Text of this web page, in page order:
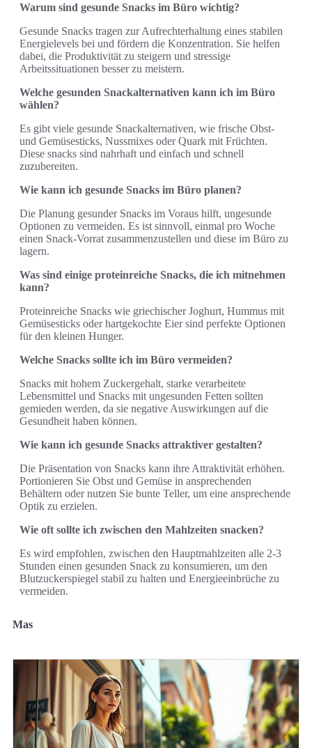
Warum sind gesunde Snacks im Büro wichtig?
Gesunde Snacks tragen zur Aufrechterhaltung eines stabilen
Energielevels bei und fördern die Konzentration. Sie helfen
dabei, die Produktivität zu steigern und stressige
Arbeitssituationen besser zu meistern.
Welche gesunden Snackalternativen kann ich im Büro
wählen?
Es gibt viele gesunde Snackalternativen, wie frische Obst-
und Gemüsesticks, Nussmixes oder Quark mit Früchten.
Diese snacks sind nahrhaft und einfach und schnell
zuzubereiten.
Wie kann ich gesunde Snacks im Büro planen?
Die Planung gesunder Snacks im Voraus hilft, ungesunde
Optionen zu vermeiden. Es ist sinnvoll, einmal pro Woche
einen Snack-Vorrat zusammenzustellen und diese im Büro zu
lagern.
Was sind einige proteinreiche Snacks, die ich mitnehmen
kann?
Proteinreiche Snacks wie griechischer Joghurt, Hummus mit
Gemüsesticks oder hartgekochte Eier sind perfekte Optionen
für den kleinen Hunger.
Welche Snacks sollte ich im Büro vermeiden?
Snacks mit hohem Zuckergehalt, starke verarbeitete
Lebensmittel und Snacks mit ungesunden Fetten sollten
gemieden werden, da sie negative Auswirkungen auf die
Gesundheit haben können.
Wie kann ich gesunde Snacks attraktiver gestalten?
Die Präsentation von Snacks kann ihre Attraktivität erhöhen.
Portionieren Sie Obst und Gemüse in ansprechenden
Behältern oder nutzen Sie bunte Teller, um eine ansprechende
Optik zu erzielen.
Wie oft sollte ich zwischen den Mahlzeiten snacken?
Es wird empfohlen, zwischen den Hauptmahlzeiten alle 2-3
Stunden einen gesunden Snack zu konsumieren, um den
Blutzuckerspiegel stabil zu halten und Energieeinbrüche zu
vermeiden.
Mas